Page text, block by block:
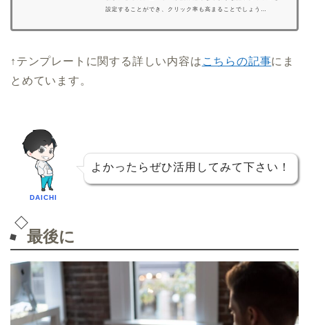
設定することができ、クリック率も高まることでしょう…
↑テンプレートに関する詳しい内容は こちらの記事にま
とめています。
DAICHI
よかったらぜひ活用してみて下さい！
最後に